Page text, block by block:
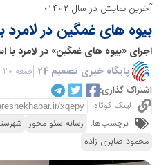
آخرین نمایش در سال ۱۴۰۲؛
بیوه های غمگین در لامرد
اجرای «بیوه های غمگین» در لامرد
پایگاه خبری تصمیم 24
جمعه 20 بهمن 1402 - 07:20
اشتراک گذاری:
لینک کوتاه
برچسب‌ها: رسانه سئو محور
محمود صابری زاده